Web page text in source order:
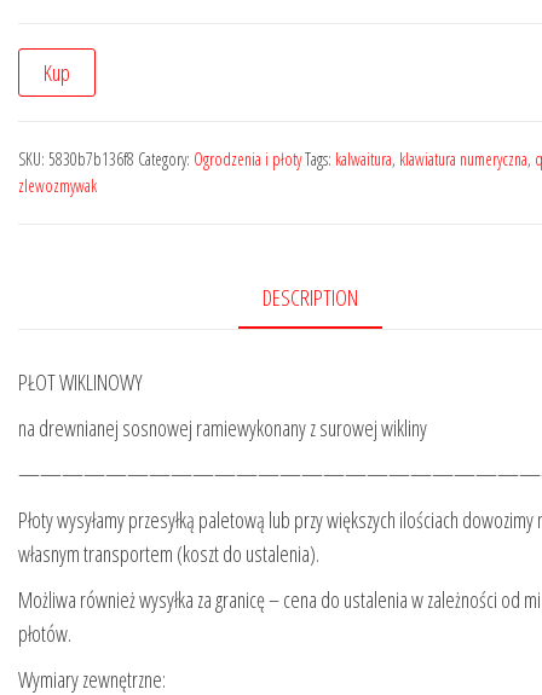
Kup
SKU: 5830b7b136f8 Category: Ogrodzenia i płotyTags: kalwaitura, klawiatura numeryczna,
zlewozmywak
DESCRIPTION
PŁOT WIKLINOWY
na drewnianej sosnowej ramiewykonany z surowej wikliny
Płoty wysyłamy przesyłką paletową lub przy większych ilościach
własnym transportem (koszt do ustalenia).
Możliwa również wysyłka za granicę – cena do ustalenia w zależności od
płotów.
Wymiary zewnętrzne: